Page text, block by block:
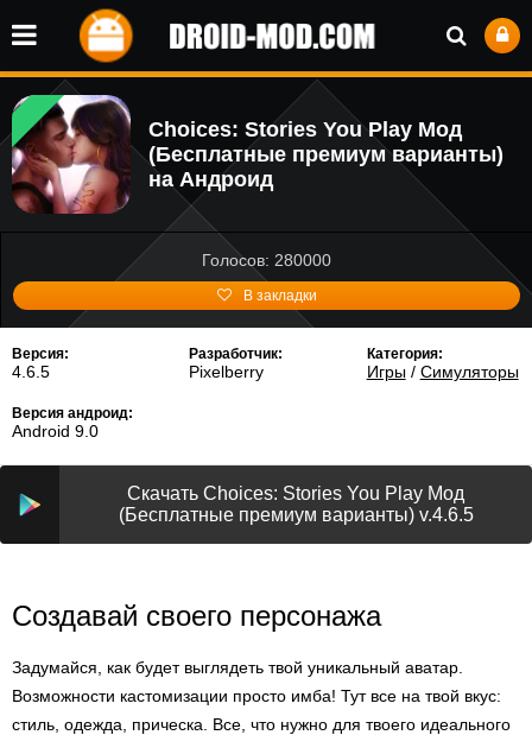
Choices: Stories You Play Мод
(Бесплатные премиум варианты)
на Андроид
Голосов: 280000
В закладки
Версия:
4.6.5
Разработчик:
Pixelberry
Категория:
Игры/ Симуляторы
Версия андроид:
Android 9.0
Скачать Choices: Stories You Play Мод
(Бесплатные премиум варианты) v.4.6.5
Создавай своего персонажа
Задумайся, как будет выглядеть твой уникальный аватар.
Возможности кастомизации просто имба! Тут все на твой вкус:
стиль, одежда, прическа. Все, что нужно для твоего идеального